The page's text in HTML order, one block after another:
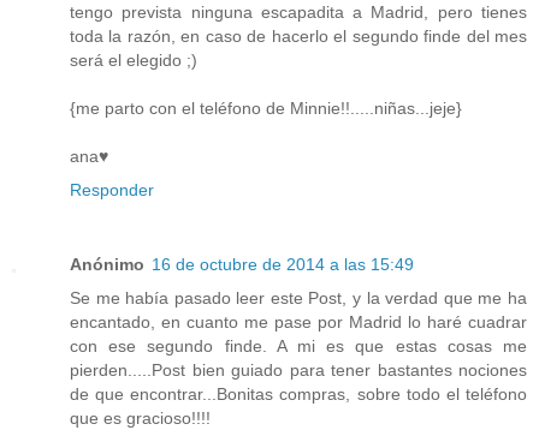
tengo prevista ninguna escapadita a Madrid, pero tienes
toda la razón, en caso de hacerlo el segundo finde del mes
será el elegido ;)
{me parto con el teléfono de Minnie!!.....niñas...jeje}
ana♥
Responder
Anónimo 16 de octubre de 2014 a las 15:49
Se me había pasado leer este Post, y la verdad que me ha
encantado, en cuanto me pase por Madrid lo haré cuadrar
con ese segundo finde. A mi es que estas cosas me
pierden.....Post bien guiado para tener bastantes nociones
de que encontrar...Bonitas compras, sobre todo el teléfono
que es gracioso!!!!